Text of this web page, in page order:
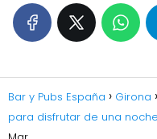
Bar y Pubs España Girona
para disfrutar de una